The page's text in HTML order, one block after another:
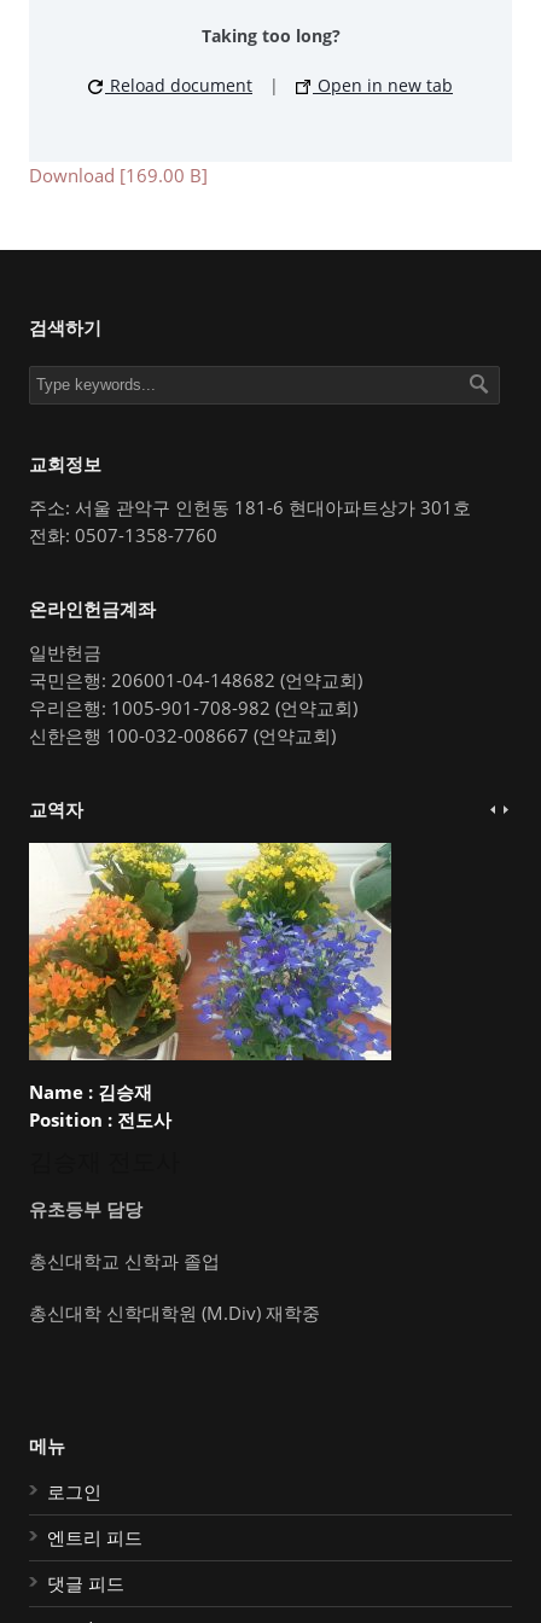
Taking too long?
Reload document | Open in new tab
Download [169.00 B]
검색하기
교회정보
주소: 서울 관악구 인헌동 181-6 현대아파트상가 301호
전화: 0507-1358-7760
온라인헌금계좌
일반헌금
국민은행: 206001-04-148682 (언약교회)
우리은행: 1005-901-708-982 (언약교회)
신한은행 100-032-008667 (언약교회)
교역자
Name : 김승재
Position : 전도사
유초등부 담당
총신대학교 신학과 졸업
총신대학 신학대학원 (M.Div) 재학중
메뉴
로그인
엔트리 피드
댓글 피드